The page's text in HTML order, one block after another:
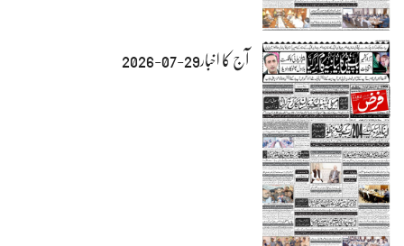
آج کا اخبار29-07-2026